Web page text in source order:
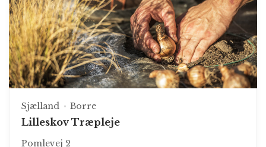
Sjælland Borre
Lilleskov Træpleje
Pomlevej 2